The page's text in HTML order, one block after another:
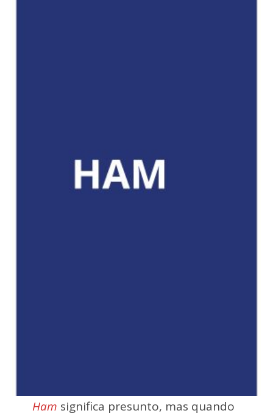
Ham significa presunto, mas quando